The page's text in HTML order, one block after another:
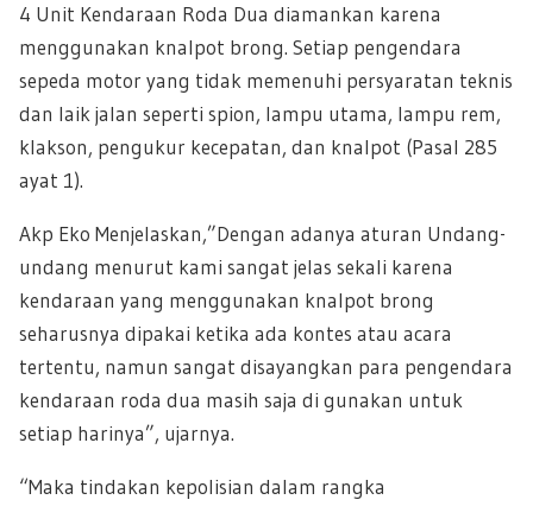
4 Unit Kendaraan Roda Dua diamankan karena
menggunakan knalpot brong. Setiap pengendara
sepeda motor yang tidak memenuhi persyaratan teknis
dan laik jalan seperti spion, lampu utama, lampu rem,
klakson, pengukur kecepatan, dan knalpot (Pasal 285
ayat 1).
Akp Eko Menjelaskan,”Dengan adanya aturan Undang-
undang menurut kami sangat jelas sekali karena
kendaraan yang menggunakan knalpot brong
seharusnya dipakai ketika ada kontes atau acara
tertentu, namun sangat disayangkan para pengendara
kendaraan roda dua masih saja di gunakan untuk
setiap harinya”, ujarnya.
“Maka tindakan kepolisian dalam rangka